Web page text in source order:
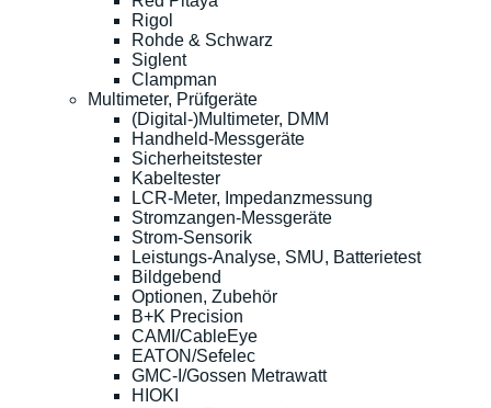
Rigol
Rohde & Schwarz
Siglent
Clampman
Multimeter, Prüfgeräte
(Digital-)Multimeter, DMM
Handheld-Messgeräte
Sicherheitstester
Kabeltester
LCR-Meter, Impedanzmessung
Stromzangen-Messgeräte
Strom-Sensorik
Leistungs-Analyse, SMU, Batterietest
Bildgebend
Optionen, Zubehör
B+K Precision
CAMI/CableEye
EATON/Sefelec
GMC-I/Gossen Metrawatt
HIOKI